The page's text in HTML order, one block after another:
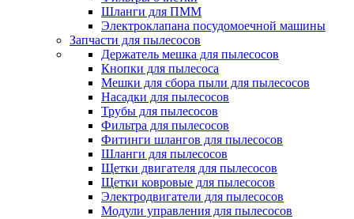
Шланги для ПММ
Электроклапана посудомоечной машины
Запчасти для пылесосов
Держатель мешка для пылесосов
Кнопки для пылесоса
Мешки для сбора пыли для пылесосов
Насадки для пылесосов
Трубы для пылесосов
Фильтра для пылесосов
Фитинги шлангов для пылесосов
Шланги для пылесосов
Щетки двигателя для пылесосов
Щетки ковровые для пылесосов
Электродвигатели для пылесосов
Модули управления для пылесосов